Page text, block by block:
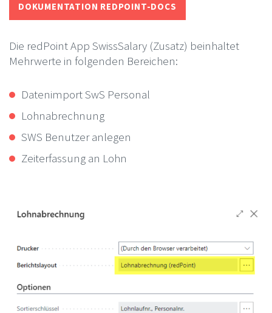
DOKUMENTATION REDPOINT-DOCS
Die redPoint App SwissSalary (Zusatz) beinhaltet
Mehrwerte in folgenden Bereichen:
Datenimport SwS Personal
Lohnabrechnung
SWS Benutzer anlegen
Zeiterfassung an Lohn